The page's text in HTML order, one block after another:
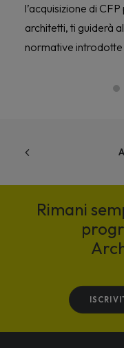
l’acquisizione di
architetti, ti guiderà
normative
Rimani